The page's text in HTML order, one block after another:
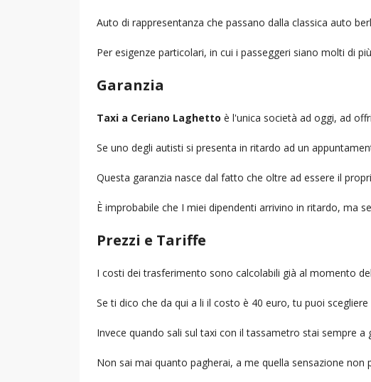
Auto di rappresentanza che passano dalla classica auto
Per esigenze particolari, in cui i passeggeri siano molti di
Garanzia
Taxi a Ceriano Laghetto è l'unica società ad oggi, ad
Se uno degli autisti si presenta in ritardo ad un
Questa garanzia nasce dal fatto che oltre ad essere il
È improbabile che I miei dipendenti arrivino in ritardo, ma
Prezzi e Tariffe
I costi dei trasferimento sono calcolabili già al momento
Se ti dico che da qui a li il costo è 40 euro, tu puoi
Invece quando sali sul taxi con il tassametro stai sempre a
Non sai mai quanto pagherai, a me quella sensazione non